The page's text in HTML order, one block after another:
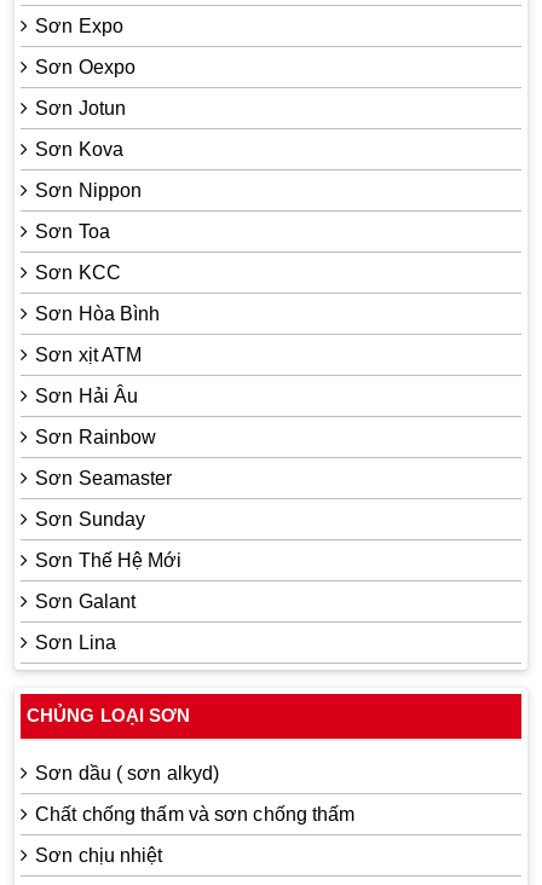
Sơn Expo
Sơn Oexpo
Sơn Jotun
Sơn Kova
Sơn Nippon
Sơn Toa
Sơn KCC
Sơn Hòa Bình
Sơn xịt ATM
Sơn Hải Âu
Sơn Rainbow
Sơn Seamaster
Sơn Sunday
Sơn Thế Hệ Mới
Sơn Galant
Sơn Lina
CHỦNG LOẠI SƠN
Sơn dầu ( sơn alkyd)
Chất chống thấm và sơn chống thấm
Sơn chịu nhiệt